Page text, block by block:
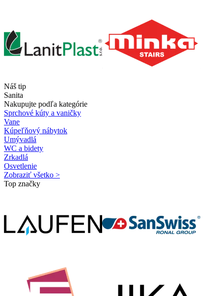
Náš tip
Sanita
Nakupujte podľa kategórie
Sprchové kúty a vaničky
Vane
Kúpeľňový nábytok
Umývadlá
WC a bidety
Zrkadlá
Osvetlenie
Zobraziť všetko >
Top značky